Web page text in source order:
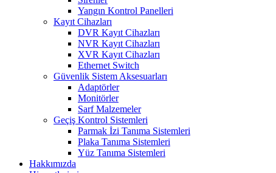
Yangın Kontrol Panelleri
Kayıt Cihazları
DVR Kayıt Cihazları
NVR Kayıt Cihazları
XVR Kayıt Cihazları
Ethernet Switch
Güvenlik Sistem Aksesuarları
Adaptörler
Monitörler
Sarf Malzemeler
Geçiş Kontrol Sistemleri
Parmak İzi Tanıma Sistemleri
Plaka Tanıma Sistemleri
Yüz Tanıma Sistemleri
Hakkımızda